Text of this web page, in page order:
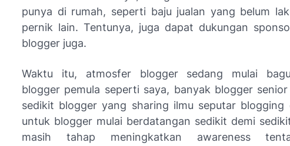
punya di rumah, seperti baju jualan yang belum
pernik lain. Tentunya, juga dapat dukungan
blogger juga.
Waktu itu, atmosfer blogger sedang mulai
blogger pemula seperti saya, banyak blogger
sedikit blogger yang sharing ilmu seputar blogging
untuk blogger mulai berdatangan sedikit demi
masih tahap meningkatkan awareness